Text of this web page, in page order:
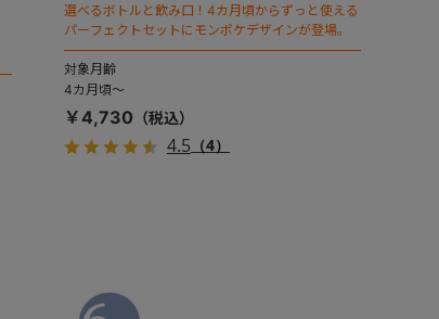
選べるボトルと飲み口！4カ月頃からずっと使える
パーフェクトセットにモンポケデザインが登場。
対象月齢
4カ月頃～
￥4,730
4.5 （4）